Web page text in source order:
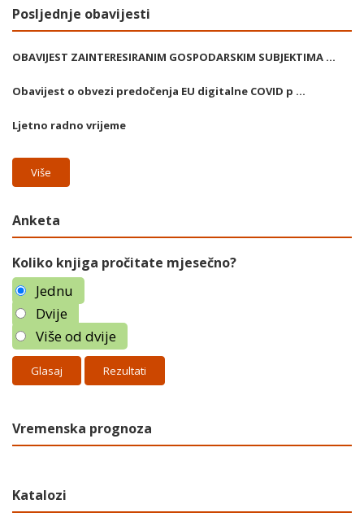
Posljednje obavijesti
OBAVIJEST ZAINTERESIRANIM GOSPODARSKIM SUBJEKTIMA ...
Obavijest o obvezi predočenja EU digitalne COVID p ...
Ljetno radno vrijeme
Više
Anketa
Koliko knjiga pročitate mjesečno?
Jednu
Dvije
Više od dvije
Rezultati
Vremenska prognoza
Katalozi